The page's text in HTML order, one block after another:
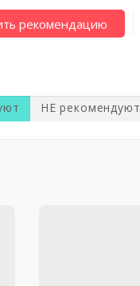
рекомендацию
НЕ рекомендуют